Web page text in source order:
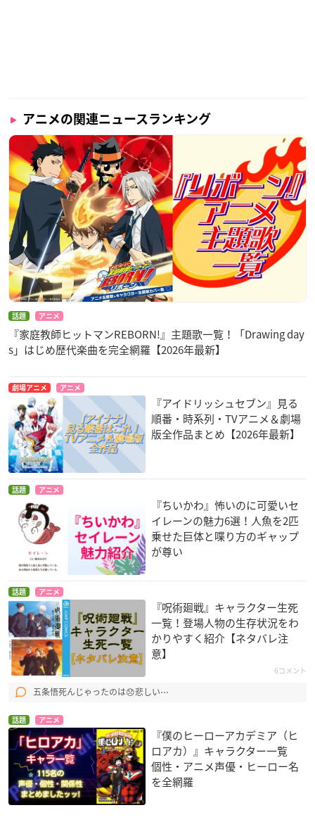
アニメの関連ニュースランキング
話題 アニメ
『家庭教師ヒットマンREBORN!』主題歌一覧！「Drawing day
s」はじめ歴代楽曲を完全網羅【2026年最新】
劇場アニメ アニメ
『アイドリッシュセブン』見る
順番・時系列・TVアニメ＆劇場
版全作品まとめ【2026年最新】
話題 アニメ
『ちいかわ』怖いのに可愛いセ
イレーンの魅力6選！人魚を2匹
乗せた巨体と喋り方のギャップ
が尊い
話題 アニメ
『呪術廻戦』キャラクター生死
一覧！登場人物の生存状況をわ
かりやすく紹介【ネタバレ注
意】
6コメント
五条悟死んじゃったのは😞悲しい⋯
話題 アニメ
『僕のヒーローアカデミア（ヒ
ロアカ）』キャラクター一覧
個性・アニメ声優・ヒーロー名
を全網羅